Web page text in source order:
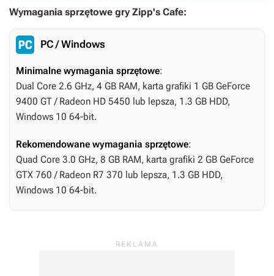
Wymagania sprzętowe gry Zipp's Cafe:
PC / Windows
Minimalne wymagania sprzętowe:
Dual Core 2.6 GHz, 4 GB RAM, karta grafiki 1 GB GeForce
9400 GT / Radeon HD 5450 lub lepsza, 1.3 GB HDD,
Windows 10 64-bit.
Rekomendowane wymagania sprzętowe:
Quad Core 3.0 GHz, 8 GB RAM, karta grafiki 2 GB GeForce
GTX 760 / Radeon R7 370 lub lepsza, 1.3 GB HDD,
Windows 10 64-bit.